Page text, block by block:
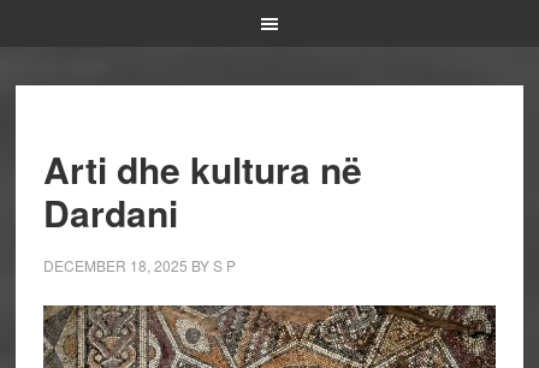
Arti dhe kultura në
Dardani
DECEMBER 18, 2025 BYS P